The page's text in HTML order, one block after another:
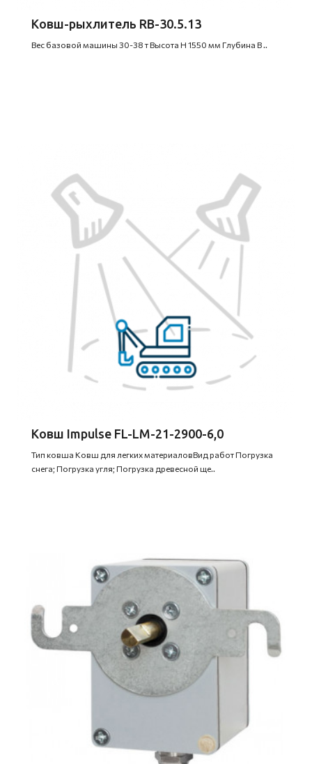
Ковш-рыхлитель RB-30.5.13
Вес базовой машины 30-38 т Высота H 1550 мм Глубина B ..
Ковш Impulse FL-LM-21-2900-6,0
Тип ковша Ковш для легких материаловВид работ Погрузка
снега; Погрузка угля; Погрузка древесной ще..